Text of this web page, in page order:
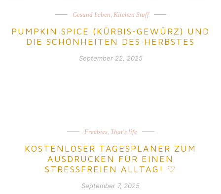
Gesund Leben, Kitchen Stuff
PUMPKIN SPICE (KÜRBIS-GEWÜRZ) UND
DIE SCHÖNHEITEN DES HERBSTES
September 22, 2025
Freebies, That's life
KOSTENLOSER TAGESPLANER ZUM
AUSDRUCKEN FÜR EINEN
STRESSFREIEN ALLTAG! ♡
September 7, 2025